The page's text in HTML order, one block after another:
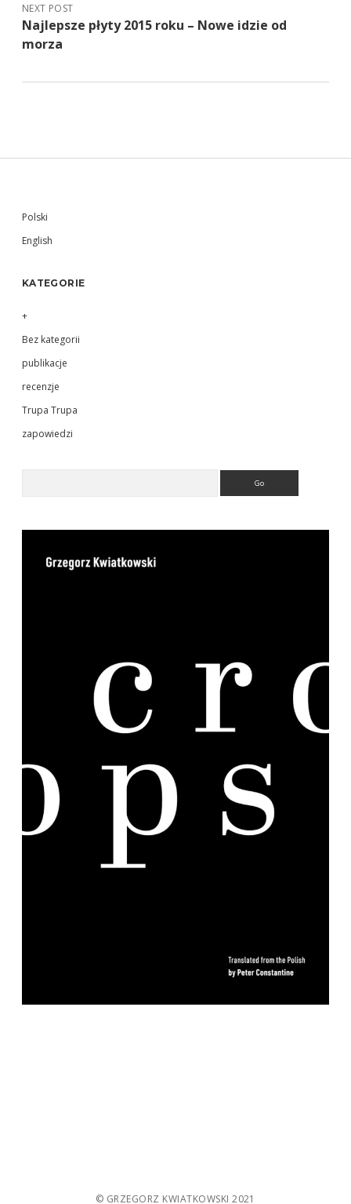
NEXT POST
Najlepsze płyty 2015 roku – Nowe idzie od
morza
Sidebar
Polski
English
KATEGORIE
+
Bez kategorii
publikacje
recenzje
Trupa Trupa
zapowiedzi
© GRZEGORZ KWIATKOWSKI 2021